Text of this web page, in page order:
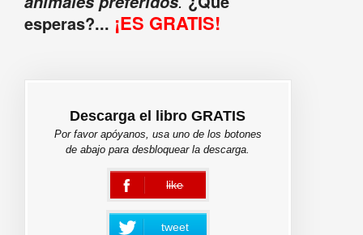
esperas?... ¡ES GRATIS!
Descarga el libro GRATIS
Por favor apóyanos, usa uno de los botones
de abajo para desbloquear la descarga.
like
error
tweet